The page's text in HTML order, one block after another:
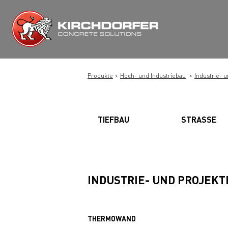
Inhalt
springen
Produkte Hoch- und Industriebau Industrie-
TIEFBAU STRASSE
INDUSTRIE- UND
THERMOWAND